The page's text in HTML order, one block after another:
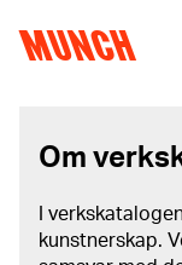
MUNCH
Om
I
kunstnerskap.